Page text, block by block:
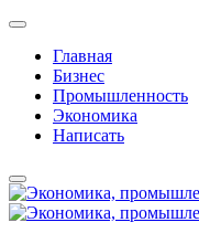
Главная
Бизнес
Промышленность
Экономика
Написать